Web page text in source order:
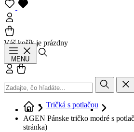
Váš košík je prázdny
MENU
Prihlásiť sa
Tričká s potlačou
AGEN Pánske tričko modré s
stránka)